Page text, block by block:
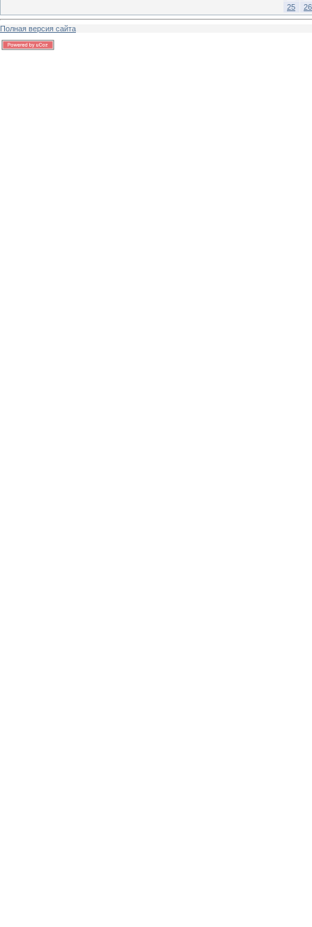
25
26
Полная версия сайта